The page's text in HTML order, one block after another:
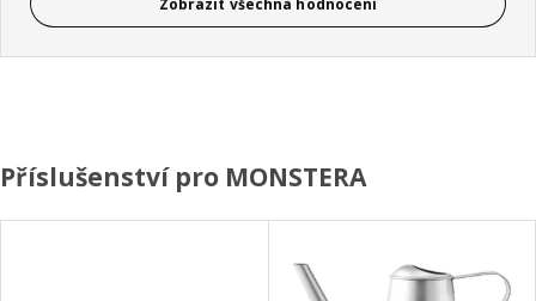
Příslušenství pro MONSTERA